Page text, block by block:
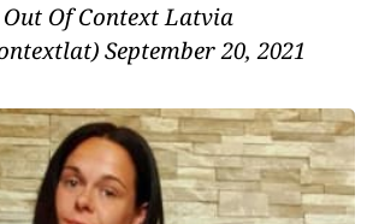
Of Context Latvia
September 20, 2021